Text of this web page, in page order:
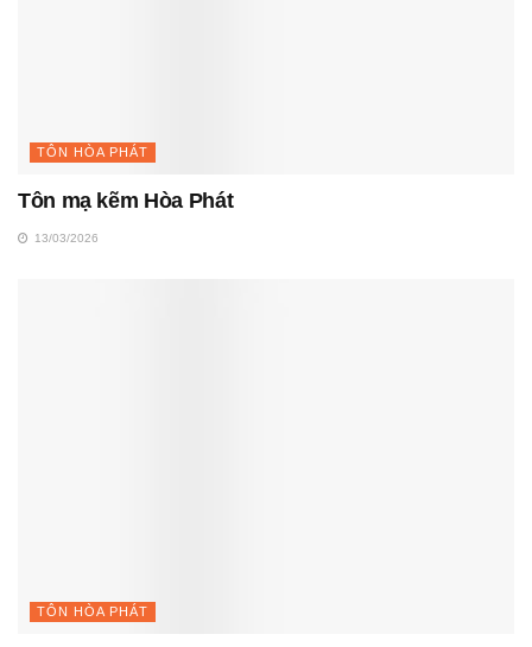
TÔN HÒA PHÁT
Tôn mạ kẽm Hòa Phát
13/03/2026
TÔN HÒA PHÁT